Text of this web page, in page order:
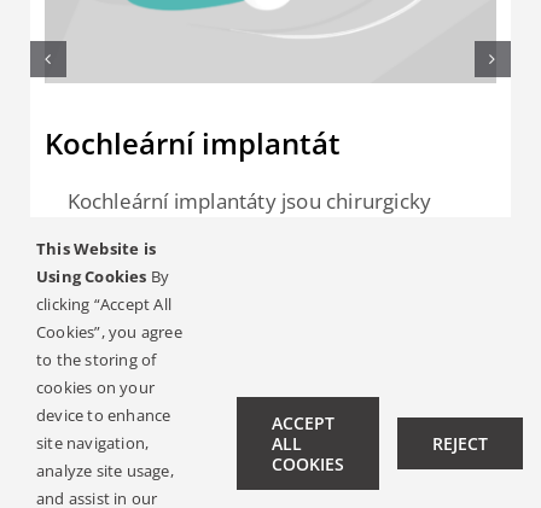
Kochleární implantát
Kochleární implantáty jsou chirurgicky
skládají ze dvou částí: zvukového
procesoru a implantátu. Kochleární
implantáty se používají k léčbě těžké až
velmi těžké senzorineurální ztráty sluchu.
LEARN MORE
This Website is
Using Cookies By
clicking “Accept All
Cookies”, you agree
to the storing of
cookies on your
device to enhance
site navigation,
analyze site usage,
and assist in our
ACCEPT
ALL
COOKIES
REJECT